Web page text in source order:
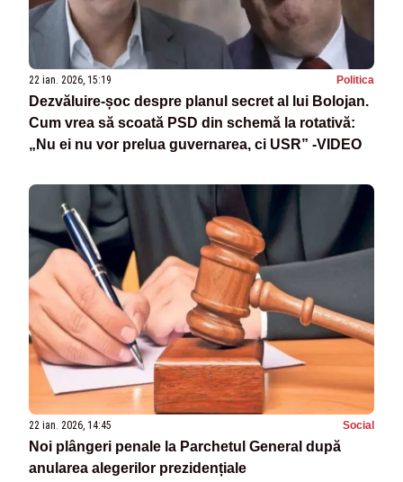
22 ian. 2026, 15:19 Politica
Dezvăluire-șoc despre planul secret al lui Bolojan.
Cum vrea să scoată PSD din schemă la rotativă:
„Nu ei nu vor prelua guvernarea, ci USR” -VIDEO
22 ian. 2026, 14:45 Social
Noi plângeri penale la Parchetul General după
anularea alegerilor prezidențiale